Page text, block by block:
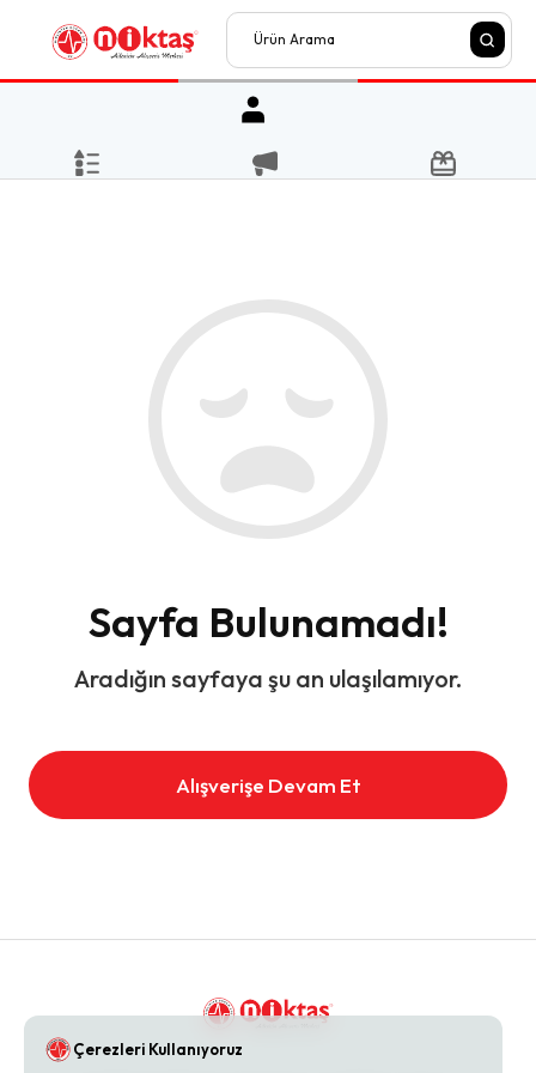
Sayfa Bulunamadı!
Aradığın sayfaya şu an ulaşılamıyor.
Alışverişe Devam Et
Çerezleri Kullanıyoruz